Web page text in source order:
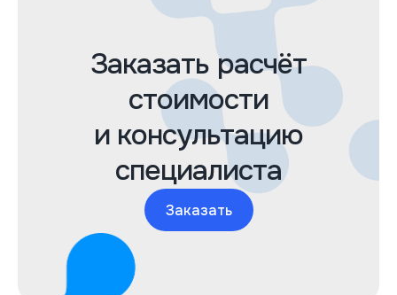
Заказать расчёт
стоимости
и консультацию
специалиста
Заказать